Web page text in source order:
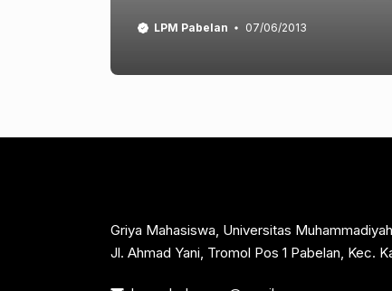
LPM Pabelan 07/06/2013
Griya Mahasiswa, Universitas
Jl. Ahmad Yani, Tromol Pos 1 Pabelan, Kec.